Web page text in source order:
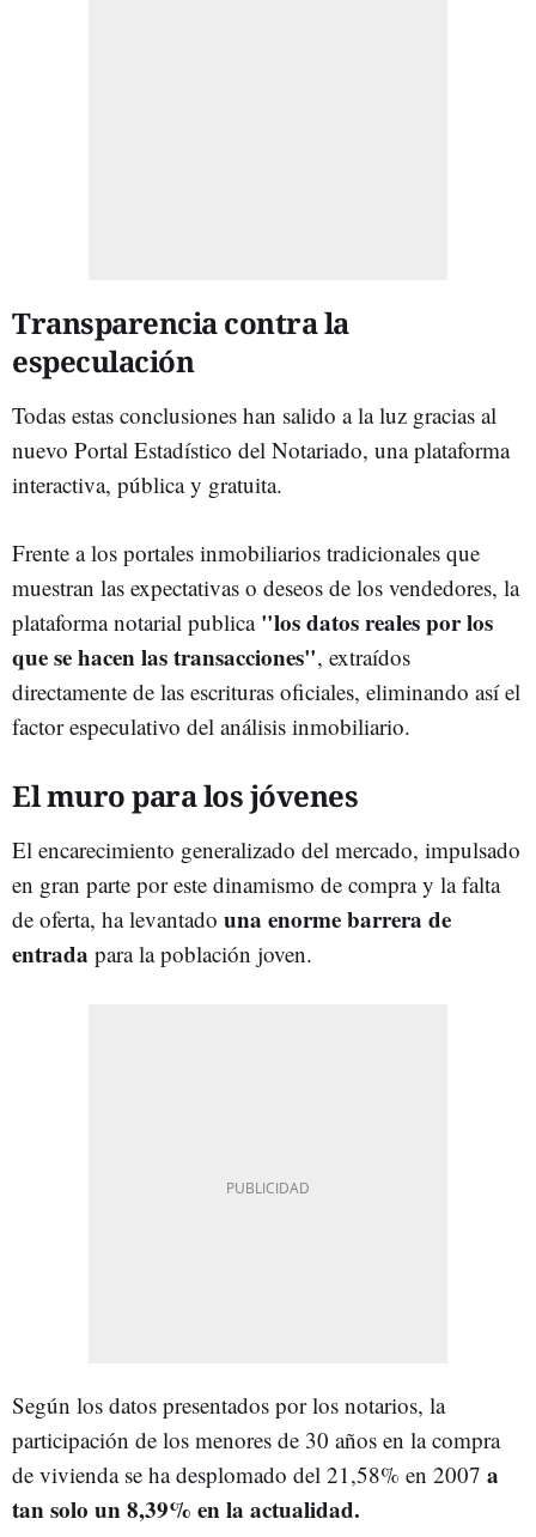
Transparencia contra la
especulación
Todas estas conclusiones han salido a la luz gracias al
nuevo Portal Estadístico del Notariado, una plataforma
interactiva, pública y gratuita.
Frente a los portales inmobiliarios tradicionales que
muestran las expectativas o deseos de los vendedores, la
plataforma notarial publica"los datos reales por los
que se hacen las transacciones", extraídos
directamente de las escrituras oficiales, eliminando así el
factor especulativo del análisis inmobiliario.
El muro para los jóvenes
El encarecimiento generalizado del mercado, impulsado
en gran parte por este dinamismo de compra y la falta
de oferta, ha levantado una enorme barrera de
entrada para la población joven.
Según los datos presentados por los notarios, la
participación de los menores de 30 años en la compra
de vivienda se ha desplomado del 21,58% en 2007 a
tan solo un 8,39% en la actualidad.